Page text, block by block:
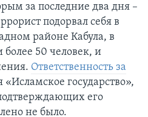
за последние два дня –
подорвал себя в
районе Кабула, в
более 50 человек, и
Ответственность за
«Исламское государство»,
его
не было.